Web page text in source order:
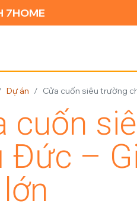
7HOME
Dự án Cửa cuốn siêu trường
cuốn
Đức –